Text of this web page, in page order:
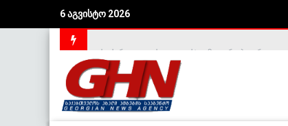
6 აგვისტო 2026